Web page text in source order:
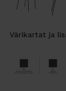
Värikartat ja